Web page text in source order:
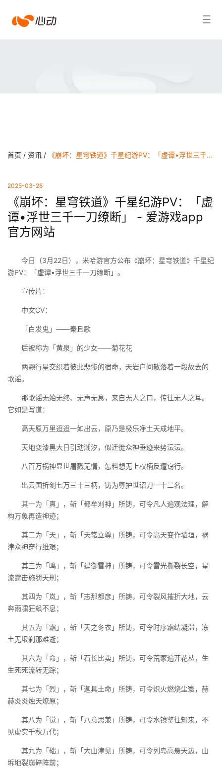
爱搜索结果
首页 / 资讯 / 《崩坏：星穹铁道》千星纪游PV：「虚谭•浮世三千一刀缭断」 - 爱游戏app官方网站
2025-03-28
《崩坏：星穹铁道》千星纪游PV：「虚
谭•浮世三千一刀缭断」 - 爱游戏app
官方网站
今日（3月22日），米哈游官方公布《崩坏：星穹铁道》千星纪
游PV：「虚谭•浮世三千一刀缭断」。
宣传片：
中文CV：
「白发鬼」——秦且歌
后被称为「黄泉」的少女——菊花花
两颗行星交织着彼此悲惨的宿命，天岩户间散落着一段故去的
歌谣。
那歌谣无始无终、无声无息，来自无人之口，传往无人之耳。
它如是写道：
高天原万里迢迢一如出云，原乃是极乐净土天成地平。
天地变漆黑大日引动潮汐，似迁徙众神垂迹来势沄沄。
八百万祸神显世屠戮无情，怎料想无上权柄反遭窃行。
出云国折剑七万三十三柄，铸为尊护世诏刀一十二名。
其一为「真」，斩「都牟刈神」所铸，可令凡人遍观法理，解
构万象再造神迹；
其二为「天」，斩「天常立尊」所铸，可令高天变作墙垣，祸
津众神穿行维艰；
其三为「鸣」，斩「建御雷神」所铸，可令雷光撕裂长空，星
流霆击施罚天刑；
其四为「岚」，斩「志那都彦」所铸，可令裂风摧折大地，云
奔雨啸狂飙不息；
其五为「霜」，斩「天之冬衣」所铸，可令时序霜结凝滞，冻
土无垠刹那难逝；
其六为「命」，斩「石长比卖」所铸，可令荒冢遍开花丛，生
生死死流转无踪；
其七为「烈」，斩「迦具土命」所铸，可令炽火燃烧尘寰，赫
赫炎炎烛天燎原；
其八为「觉」，斩「八意思兼」所铸，可令水镜鉴往知来，不
见虚实千秋万代；
其九为「础」，斩「大山津见」所铸，可令列岛高悬天边，山
坼地裂崩碎阵前；